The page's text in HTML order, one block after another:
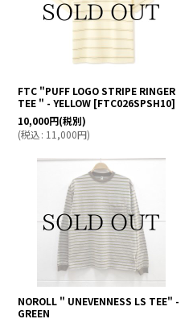
FTC "PUFF LOGO STRIPE RINGER
TEE " - YELLOW [FTC026SPSH10]
10,000円(税別)
(税込: 11,000円)
NOROLL " UNEVENNESS LS TEE" -
GREEN